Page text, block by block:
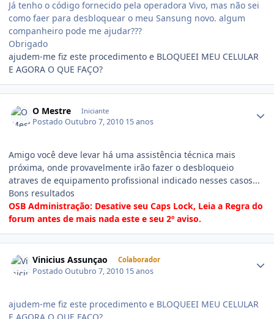
Já tenho o código fornecido pela operadora Vivo, mas não sei
como faer para desbloquear o meu Sansung novo. algum
companheiro pode me ajudar???
Obrigado
ajudem-me fiz este procedimento e BLOQUEEI MEU CELULAR
E AGORA O QUE FAÇO?
O Mestre Iniciante
PostadoOutubro 7, 2010 15 anos
Amigo você deve levar há uma assistência técnica mais
próxima, onde provavelmente irão fazer o desbloqueio
atraves de equipamento profissional indicado nesses casos...
Bons resultados
OSB Administração: Desative seu Caps Lock, Leia a Regra do
forum antes de mais nada este e seu 2º aviso.
Vinicius Assunçao Colaborador
PostadoOutubro 7, 2010 15 anos
ajudem-me fiz este procedimento e BLOQUEEI MEU CELULAR
E AGORA O QUE FAÇO?